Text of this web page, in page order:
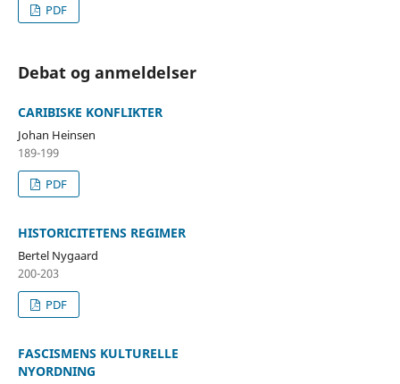
PDF
Debat og anmeldelser
CARIBISKE KONFLIKTER
Johan Heinsen
189-199
PDF
HISTORICITETENS REGIMER
Bertel Nygaard
200-203
PDF
FASCISMENS KULTURELLE
NYORDNING